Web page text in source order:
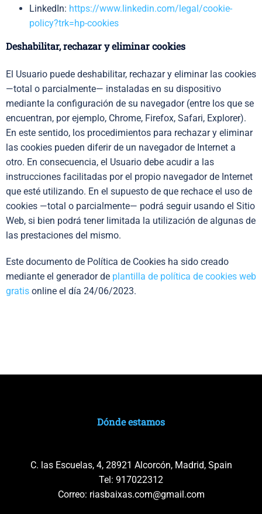
LinkedIn: https://www.linkedin.com/legal/cookie-
policy?trk=hp-cookies
Deshabilitar, rechazar y eliminar cookies
El Usuario puede deshabilitar, rechazar y eliminar las cookies
—total o parcialmente— instaladas en su dispositivo
mediante la configuración de su navegador (entre los que se
encuentran, por ejemplo, Chrome, Firefox, Safari, Explorer).
En este sentido, los procedimientos para rechazar y eliminar
las cookies pueden diferir de un navegador de Internet a
otro. En consecuencia, el Usuario debe acudir a las
instrucciones facilitadas por el propio navegador de Internet
que esté utilizando. En el supuesto de que rechace el uso de
cookies —total o parcialmente— podrá seguir usando el Sitio
Web, si bien podrá tener limitada la utilización de algunas de
las prestaciones del mismo.
Este documento de Política de Cookies ha sido creado
mediante el generador de plantilla de política de cookies web
gratis online el día 24/06/2023.
Dónde estamos
C. las Escuelas, 4, 28921 Alcorcón, Madrid, Spain
Tel: 917022312
Correo: riasbaixas.com@gmail.com